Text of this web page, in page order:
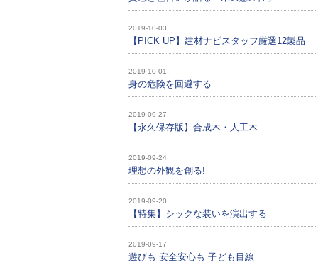
2019-10-03
【PICK UP】建材ナビスタッフ厳選12製品
2019-10-01
身の危険を回避する
2019-09-27
【永久保存版】合成木・人工木
2019-09-24
理想の外観を創る!
2019-09-20
【特集】シックな装いを演出する
2019-09-17
遊びも 安全安心も 子ども目線